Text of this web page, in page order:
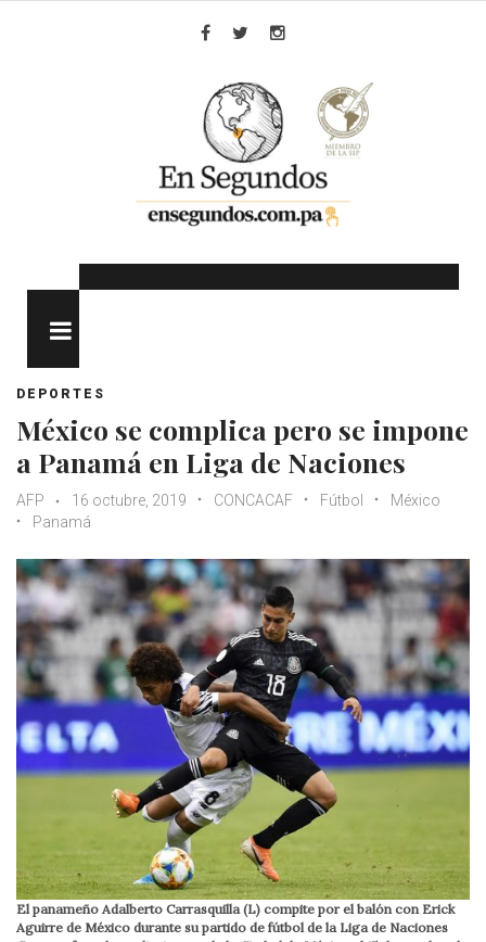
DEPORTES
México se complica pero se impone
a Panamá en Liga de Naciones
AFP 16 octubre, 2019 CONCACAF Fútbol
México
Panamá
El panameño Adalberto Carrasquilla (L) compite por el balón con Erick
Aguirre de México durante su partido de fútbol de la Liga de Naciones